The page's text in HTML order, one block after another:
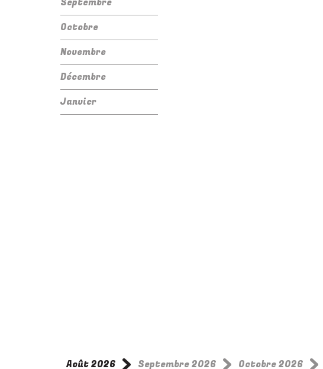
Octobre
Novembre
Décembre
Janvier
Août 2026 Septembre 2026 Octobre 2026